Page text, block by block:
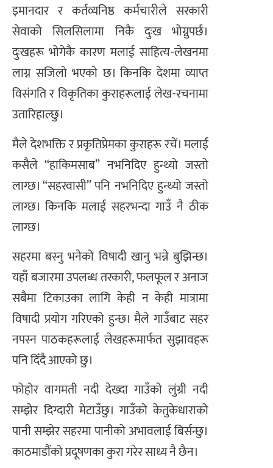
इमानदार र कर्तव्यनिष्ठ कर्मचारीले सरकारी
सेवाको सिलसिलामा निकै दुःख भोग्नुपर्छ।
दुःखहरू भोगेकै कारण मलाई साहित्य-लेखनमा
लाग्न सजिलो भएको छ। किनकि देशमा व्याप्त
विसंगति र विकृतिका कुराहरूलाई लेख-रचनामा
उतारिहाल्छु।
मैले देशभक्ति र प्रकृतिप्रेमका कुराहरू रचें। मलाई
कसैले “हाकिमसाब” नभनिदिए हुन्थ्यो जस्तो
लाग्छ। “सहरवासी” पनि नभनिदिए हुन्थ्यो जस्तो
लाग्छ। किनकि मलाई सहरभन्दा गाउँ नै ठीक
लाग्छ।
सहरमा बस्नु भनेको विषादी खानु भन्ने बुझिन्छ।
यहाँ बजारमा उपलब्ध तरकारी, फलफूल र अनाज
सबैमा टिकाउका लागि केही न केही मात्रामा
विषादी प्रयोग गरिएको हुन्छ। मैले गाउँबाट सहर
नपस्न पाठकहरूलाई लेखहरूमार्फत सुझावहरू
पनि दिँदै आएको छु।
फोहोर वागमती नदी देख्दा गाउँको लुंग्री नदी
सम्झेर दिग्दारी मेटाउँछु। गाउँको केतुकेधाराको
पानी सम्झेर सहरमा पानीको अभावलाई बिर्सन्छु।
काठमाडौंको प्रदूषणका कुरा गरेर साध्य नै छैन।